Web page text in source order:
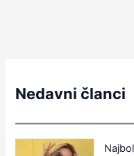
Nedavni članci